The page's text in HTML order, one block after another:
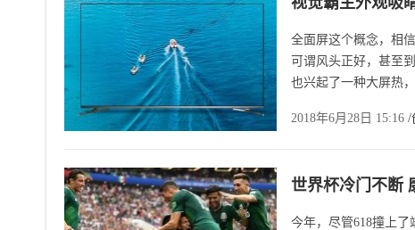
全面屏这个概念，相
可谓风头正好，甚至
也兴起了一种大屏热
2018年6月28日 15:16 /
世界杯冷门不断
今年，尽管618撞上